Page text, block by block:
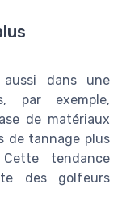
aussi dans une
par exemple,
de matériaux
de tannage plus
Cette tendance
des golfeurs